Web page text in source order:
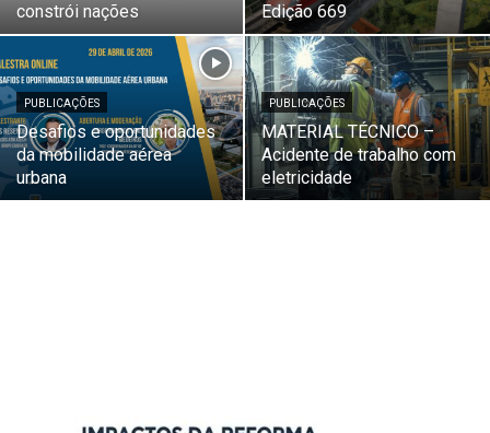
constrói nações
Edição 669
PUBLICAÇÕES
Desafios e oportunidades
da mobilidade aérea
urbana
PUBLICAÇÕES
MATERIAL TÉCNICO –
Acidente de trabalho com
eletricidade